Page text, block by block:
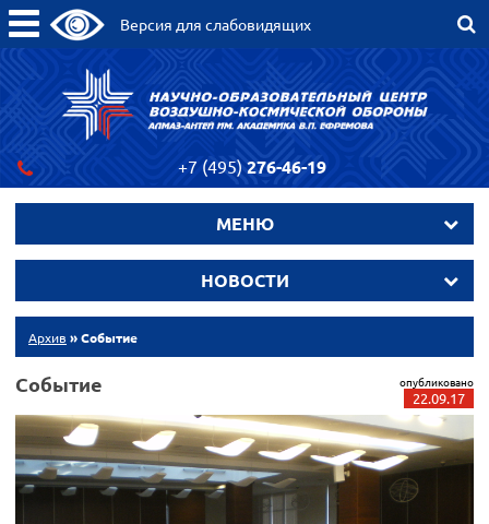
Версия для слабовидящих
+7 (495) 276-46-19
МЕНЮ
НОВОСТИ
Архив » Событие
Событие опубликовано
22.09.17